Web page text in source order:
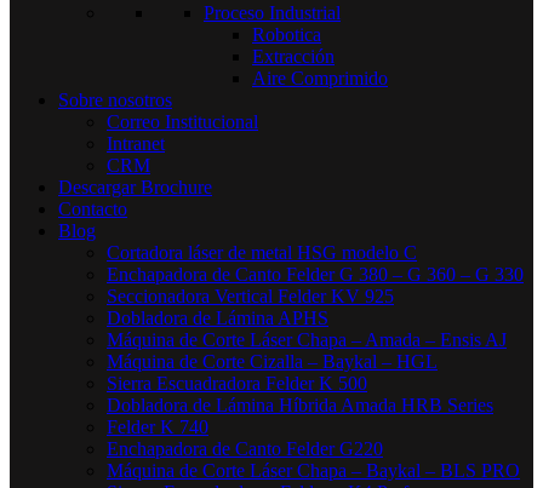
Proceso Industrial
Robotica
Extracción
Aire Comprimido
Sobre nosotros
Correo Institucional
Intranet
CRM
Descargar Brochure
Contacto
Blog
Cortadora láser de metal HSG modelo C​
Enchapadora de Canto Felder G 380 – G 360 – G 330
Seccionadora Vertical Felder KV 925
Dobladora de Lámina APHS
Máquina de Corte Láser Chapa – Amada – Ensis AJ
Máquina de Corte Cizalla – Baykal – HGL
Sierra Escuadradora Felder K 500
Dobladora de Lámina Híbrida Amada HRB Series
Felder K 740
Enchapadora de Canto Felder G220
Máquina de Corte Láser Chapa – Baykal – BLS PRO